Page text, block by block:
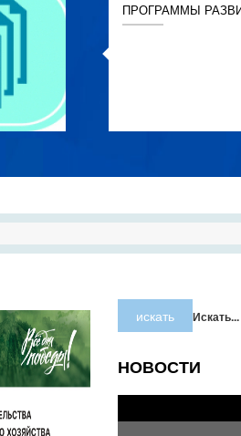
ПРОГРАММЫ
искать Искать...
НОВОСТИ